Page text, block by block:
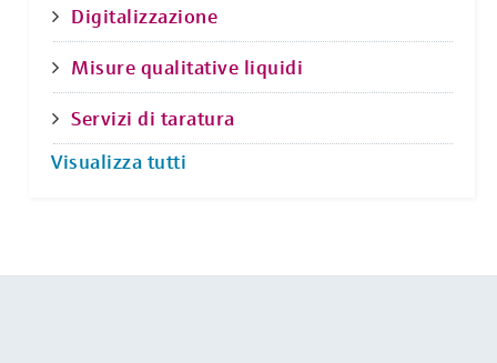
Digitalizzazione
Misure qualitative liquidi
Servizi di taratura
Visualizza tutti